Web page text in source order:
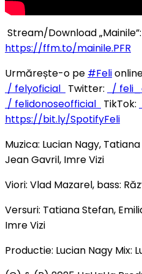
Stream/Download „Mainile”:
https://ffm.to/mainile.PFR
Urmărește-o pe #Feli
/ felyoficial Twitter: /
/ felidonoseofficial TikTok:
https://bit.ly/SpotifyFeli
Muzica: Lucian Nagy,
Jean Gavril, Imre Vizi
Viori: Vlad Mazarel, bass:
Versuri: Tatiana Stefan,
Imre Vizi
Productie: Lucian Nagy Mix: